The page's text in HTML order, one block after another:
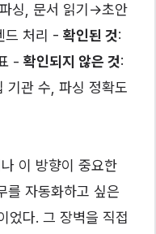
싱, 문서 읽기→초안
드 처리 - 확인된 것:
- 확인되지 않은 것:
기관 수, 파싱 정확도
이 방향이 중요한
를 자동화하고 싶은
었다. 그 장벽을 직접